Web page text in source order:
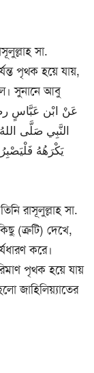
সা.
পৃথক হয়ে যায়,
সুনানে আবু
النَّبِي صَلَّى
يَكْرَهُهُ
রাসূলুল্লাহ সা.
(ত্রুটি) দেখে,
করে।
পৃথক হয়ে যায়
জাহিলিয়্যাতের